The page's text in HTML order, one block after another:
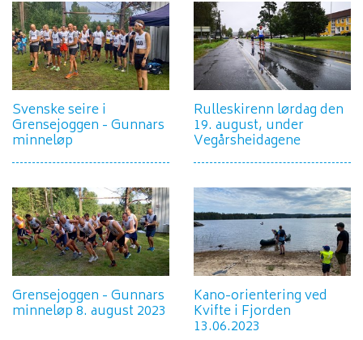
Svenske seire i
Grensejoggen - Gunnars
minneløp
Rulleskirenn lørdag den
19. august, under
Vegårsheidagene
Grensejoggen - Gunnars
minneløp 8. august 2023
Kano-orientering ved
Kvifte i Fjorden
13.06.2023